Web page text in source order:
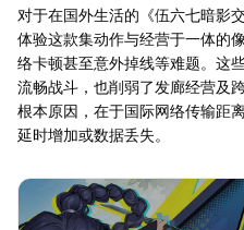
对于在国外生活的《伍六七暗影
体验这款集动作与经营于一体的
络卡顿甚至意外掉线等难题。这
流畅战斗，也削弱了发廊经营及
根本原因，在于国际网络传输距
延时增加或数据丢失。